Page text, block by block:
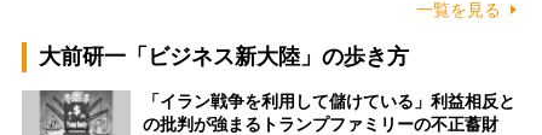
一覧を見る
大前研一「ビジネス新大陸」の歩き方
「イラン戦争を利用して儲けている」利益相反と
の批判が強まるトランプファミリーの不正蓄財